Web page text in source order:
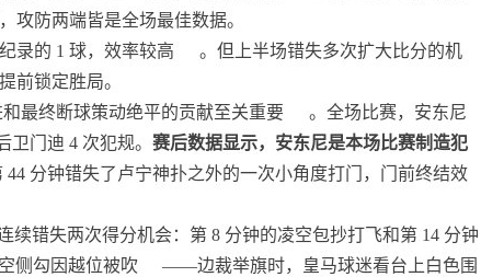
攻防两端皆是全场最佳数据。
录的 1 球，效率较高
。但上半场错失多次扩大比分的机
前锁定胜局。
最终断球策动绝平的贡献至关重要
。全场比赛，安东尼
卫门迪 4 次犯规。赛后数据显示，安东尼是本场比赛制造犯
分钟错失了卢宁神扑之外的一次小角度打门，门前终结效
错失两次得分机会：第 8 分钟的凌空包抄打飞和第 14 分钟
侧勾因越位被吹 ——边裁举旗时，皇马球迷看台上白色围